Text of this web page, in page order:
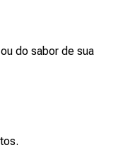
do sabor de sua